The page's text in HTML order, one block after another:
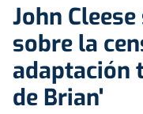
John
sobre la
adaptación
de Brian'